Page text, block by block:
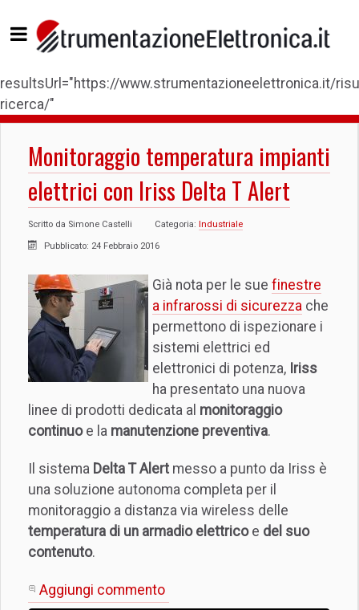
resultsUrl="https://www.strumentazioneelettronica.it/
ricerca/"
Monitoraggio temperatura impianti
elettrici con Iriss Delta T Alert
Scritto da Simone Castelli Categoria: Industriale
Pubblicato: 24 Febbraio 2016
Già nota per le sue finestre
a infrarossi di sicurezza che
permettono di ispezionare i
sistemi elettrici ed
elettronici di potenza, Iriss
ha presentato una nuova
linee di prodotti dedicata al monitoraggio
continuoe la manutenzione preventiva.
Il sistema Delta T Alert messo a punto da Iriss è
una soluzione autonoma completa per il
monitoraggio a distanza via wireless delle
temperatura di un armadio elettricoe del suo
contenuto.
Aggiungi commento